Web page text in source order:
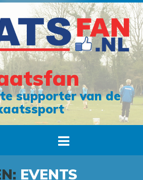
supporter van de
EVENTS